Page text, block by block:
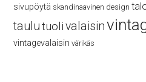
sivupöytä skandinaavinen design
taulutuolivalaisin
vintagevalaisin värikäs